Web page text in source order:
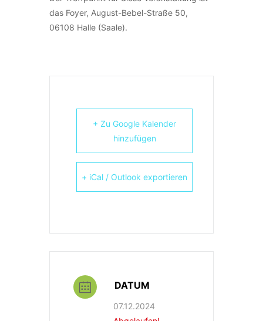
das Foyer, August-Bebel-Straße 50,
06108 Halle (Saale).
+ Zu Google Kalender
hinzufügen
+ iCal / Outlook exportieren
DATUM
07.12.2024